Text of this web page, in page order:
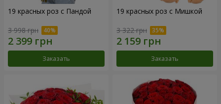
19 красных роз с Пандой
3 998 грн
Заказать
19 красных роз с Мишкой
3 322 грн
Заказать